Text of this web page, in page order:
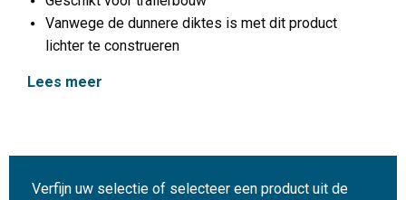
Vanwege de dunnere diktes is met dit product
lichter te construeren
Lees meer
Verfijn uw selectie of selecteer een product uit de